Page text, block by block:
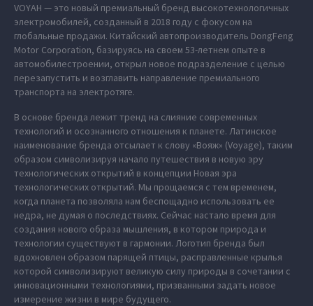
VOYAH — это новый премиальный бренд высокотехнологичных
электромобилей, созданный в 2018 году с фокусом на
глобальные продажи. Китайский автопроизводитель DongFeng
Motor Corporation, базируясь на своем 53-летнем опыте в
автомобилестроении, открыл новое подразделение с целью
перезапустить и возглавить направление премиального
транспорта на электротяге.
В основе бренда лежит тренд на слияние современных
технологий и осознанного отношения к планете. Латинское
наименование бренда отсылает к слову «Вояж» (Voyage), таким
образом символизируя начало путешествия в новую эру
технологических открытий в концепции Новая эра
технологических открытий. Мы прощаемся с тем временем,
когда планета позволяла нам беспощадно использовать ее
недра, не думая о последствиях. Сейчас настало время для
создания нового образа мышления, в котором природа и
технологии существуют в гармонии. Логотип бренда был
вдохновлен образом парящей птицы, расправленные крылья
которой символизируют великую силу природы в сочетании с
инновационными технологиями, призванными задать новое
измерение жизни в мире будущего.